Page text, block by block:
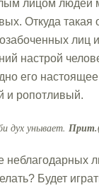
лицом
Откуда
настрой
его
и ропотливый.
дух унывает.
Будет